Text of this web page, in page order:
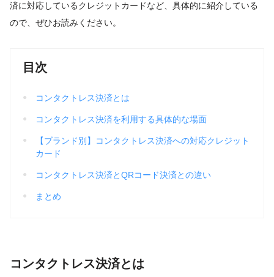
済に対応しているクレジットカードなど、具体的に紹介している
ので、ぜひお読みください。
目次
コンタクトレス決済とは
コンタクトレス決済を利用する具体的な場面
【ブランド別】コンタクトレス決済への対応クレジット
カード
コンタクトレス決済とQRコード決済との違い
まとめ
コンタクトレス決済とは